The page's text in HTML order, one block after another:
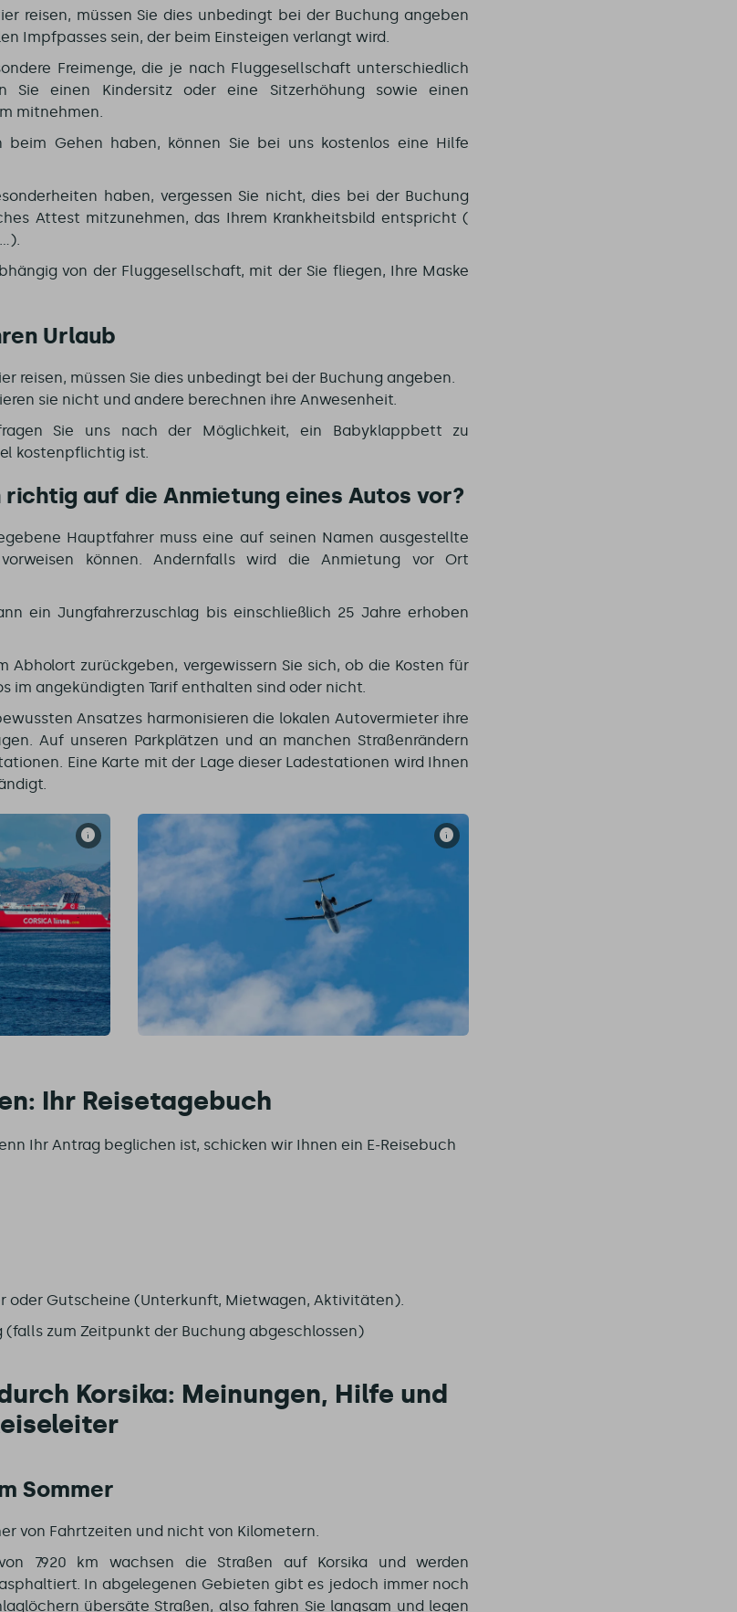
reisen, müssen Sie dies unbedingt bei der Buchung angeben
Impfpasses sein, der beim Einsteigen verlangt wird.
Freimenge, die je nach Fluggesellschaft unterschiedlich
Sie einen Kindersitz oder eine Sitzerhöhung sowie einen
mitnehmen.
beim Gehen haben, können Sie bei uns kostenlos eine Hilfe
haben, vergessen Sie nicht, dies bei der Buchung
Attest mitzunehmen, das Ihrem Krankheitsbild entspricht (
von der Fluggesellschaft, mit der Sie fliegen, Ihre Maske
Urlaub
reisen, müssen Sie dies unbedingt bei der Buchung angeben.
sie nicht und andere berechnen ihre Anwesenheit.
Sie uns nach der Möglichkeit, ein Babyklappbett zu
kostenpflichtig ist.
auf die Anmietung eines Autos vor?
Hauptfahrer muss eine auf seinen Namen ausgestellte
können. Andernfalls wird die Anmietung vor Ort
ein Jungfahrerzuschlag bis einschließlich 25 Jahre erhoben
Abholort zurückgeben, vergewissern Sie sich, ob die Kosten für
im angekündigten Tarif enthalten sind oder nicht.
Ansatzes harmonisieren die lokalen Autovermieter ihre
Auf unseren Parkplätzen und an manchen Straßenrändern
Eine Karte mit der Lage dieser Ladestationen wird Ihnen
Ihr Reisetagebuch
Ihr Antrag beglichen ist, schicken wir Ihnen ein E-Reisebuch
oder Gutscheine (Unterkunft, Mietwagen, Aktivitäten).
(falls zum Zeitpunkt der Buchung abgeschlossen)
Korsika: Meinungen, Hilfe und
Sommer
von Fahrtzeiten und nicht von Kilometern.
7.920 km wachsen die Straßen auf Korsika und werden
In abgelegenen Gebieten gibt es jedoch immer noch
übersäte Straßen, also fahren Sie langsam und legen